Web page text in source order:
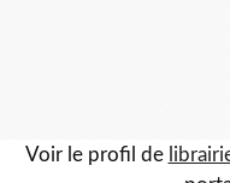
Voir le profil de